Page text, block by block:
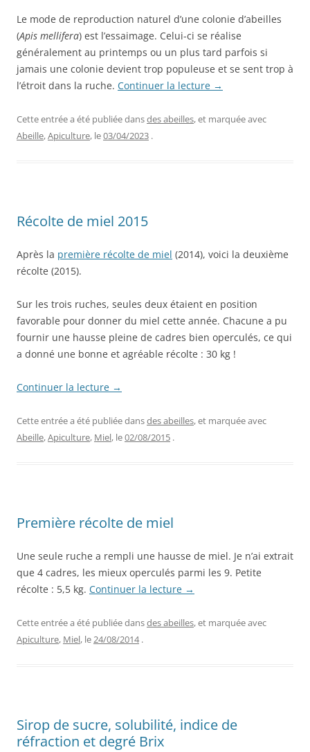
Le mode de reproduction naturel d’une colonie d’abeilles
(Apis mellifera) est l’essaimage. Celui-ci se réalise
généralement au printemps ou un plus tard parfois si
jamais une colonie devient trop populeuse et se sent trop à
l’étroit dans la ruche. Continuer la lecture →
Cette entrée a été publiée dansdes abeilles, et marquée avec
Abeille,Apiculture, le03/04/2023 .
Récolte de miel 2015
Après la première récolte de miel (2014), voici la deuxième
récolte (2015).
Sur les trois ruches, seules deux étaient en position
favorable pour donner du miel cette année. Chacune a pu
fournir une hausse pleine de cadres bien operculés, ce qui
a donné une bonne et agréable récolte : 30 kg !
Continuer la lecture →
Cette entrée a été publiée dansdes abeilles, et marquée avec
Abeille,Apiculture, Miel, le02/08/2015 .
Première récolte de miel
Une seule ruche a rempli une hausse de miel. Je n’ai extrait
que 4 cadres, les mieux operculés parmi les 9. Petite
récolte : 5,5 kg. Continuer la lecture →
Cette entrée a été publiée dansdes abeilles, et marquée avec
Apiculture, Miel, le24/08/2014 .
Sirop de sucre, solubilité, indice de
réfraction et degré Brix